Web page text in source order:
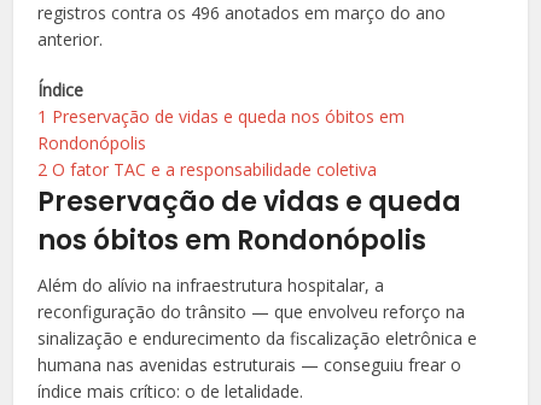
registros contra os 496 anotados em março do ano
anterior.
Índice
1 Preservação de vidas e queda nos óbitos em
Rondonópolis
2 O fator TAC e a responsabilidade coletiva
Preservação de vidas e queda
nos óbitos em Rondonópolis
Além do alívio na infraestrutura hospitalar, a
reconfiguração do trânsito — que envolveu reforço na
sinalização e endurecimento da fiscalização eletrônica e
humana nas avenidas estruturais — conseguiu frear o
índice mais crítico: o de letalidade.